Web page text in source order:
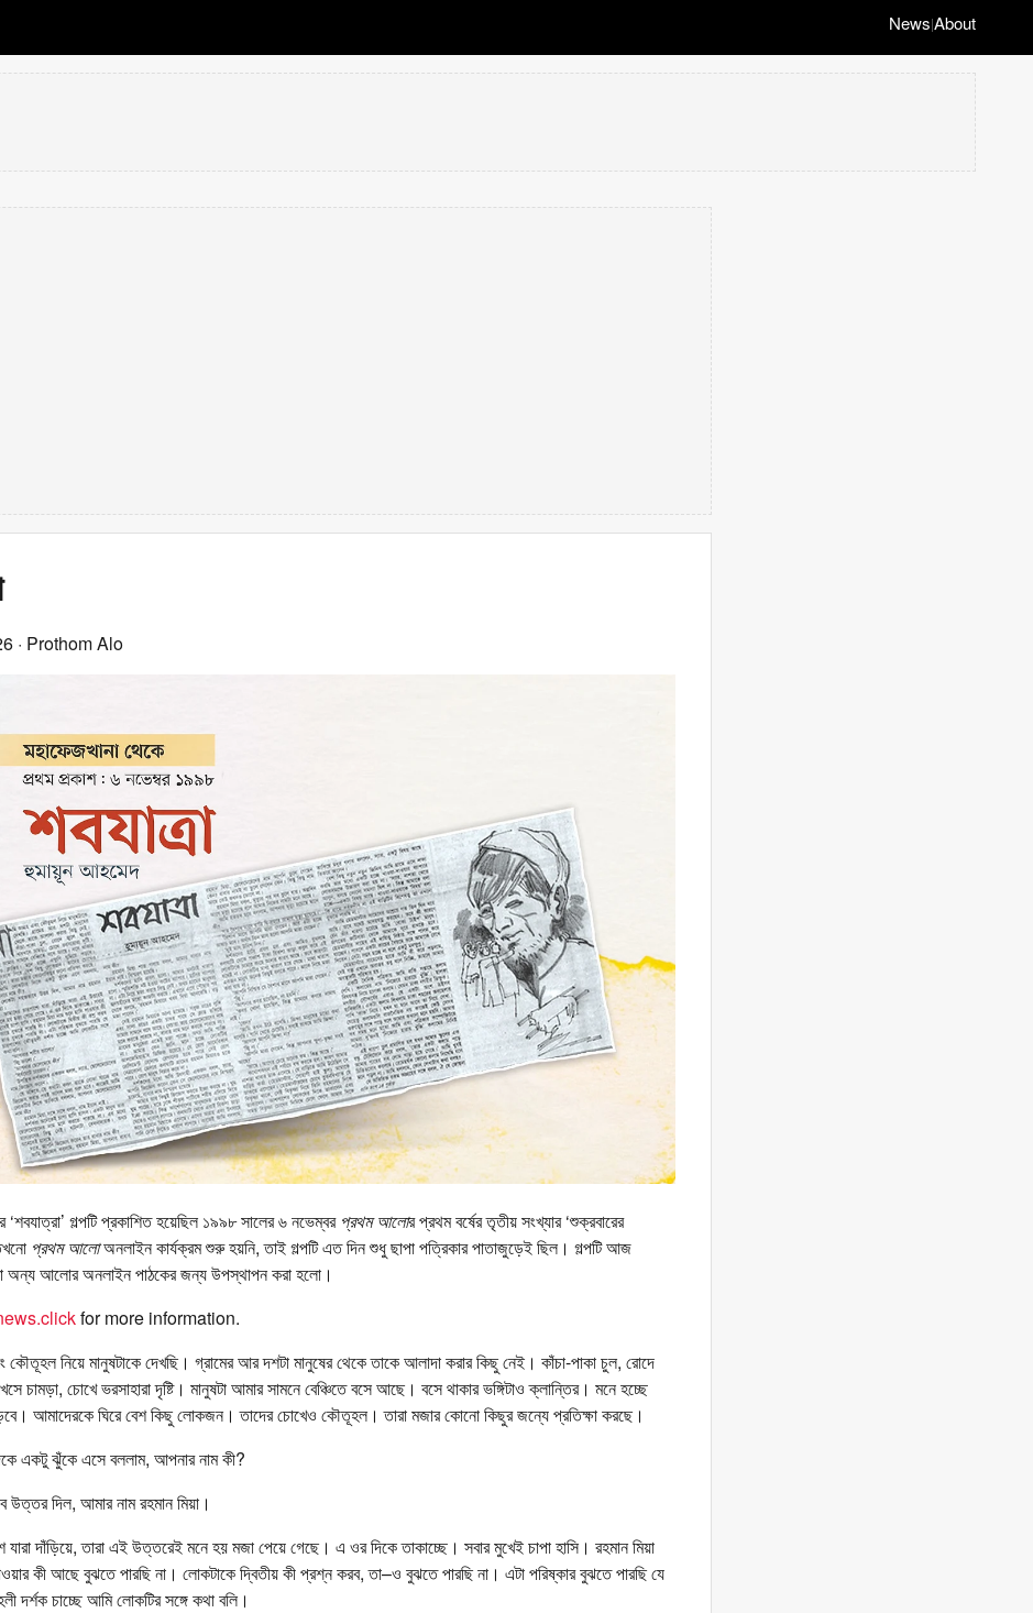
News|About
· Prothom Alo
গল্পটি প্রকাশিত হয়েছিল ১৯৯৮ সালের ৬ নভেম্বর প্রথম আলোর প্রথম বর্ষের তৃতীয় সংখ্যার ‘শুক্রবারের
প্রথম আলোঅনলাইন কার্যক্রম শুরু হয়নি, তাই গল্পটি এত দিন শুধু ছাপা পত্রিকার পাতাজুড়েই ছিল। গল্পটি আজ
অন্য আলোর অনলাইন পাঠকের জন্য উপস্থাপন করা হলো।
for more information.
নিয়ে মানুষটাকে দেখছি। গ্রামের আর দশটা মানুষের থেকে তাকে আলাদা করার কিছু নেই। কাঁচা-পাকা চুল, রোদে
চামড়া, চোখে ভরসাহারা দৃষ্টি। মানুষটা আমার সামনে বেঞ্চিতে বসে আছে। বসে থাকার ভঙ্গিটাও ক্লান্তির। মনে হচ্ছে
আমাদেরকে ঘিরে বেশ কিছু লোকজন। তাদের চোখেও কৌতূহল। তারা মজার কোনো কিছুর জন্যে প্রতিক্ষা করছে।
একটু ঝুঁকে এসে বললাম, আপনার নাম কী?
উত্তর দিল, আমার নাম রহমান মিয়া।
যারা দাঁড়িয়ে, তারা এই উত্তরেই মনে হয় মজা পেয়ে গেছে। এ ওর দিকে তাকাচ্ছে। সবার মুখেই চাপা হাসি। রহমান মিয়া
কী আছে বুঝতে পারছি না। লোকটাকে দ্বিতীয় কী প্রশ্ন করব, তা–ও বুঝতে পারছি না। এটা পরিষ্কার বুঝতে পারছি যে
দর্শক চাচ্ছে আমি লোকটির সঙ্গে কথা বলি।